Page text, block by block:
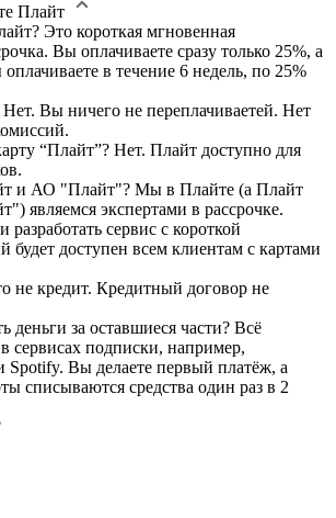
Плайт
Это короткая мгновенная
Вы оплачиваете сразу только 25%, а
в течение 6 недель, по 25%
Нет. Вы ничего не переплачиваетей. Нет
“Плайт”? Нет. Плайт доступно для
и АО "Плайт"? Мы в Плайте (а Плайт
являемся экспертами в рассрочке.
сервис с короткой
будет доступен всем клиентам с картами
не кредит. Кредитный договор не
деньги за оставшиеся части? Всё
сервисах подписки, например,
Вы делаете первый платёж, а
списываются средства один раз в 2